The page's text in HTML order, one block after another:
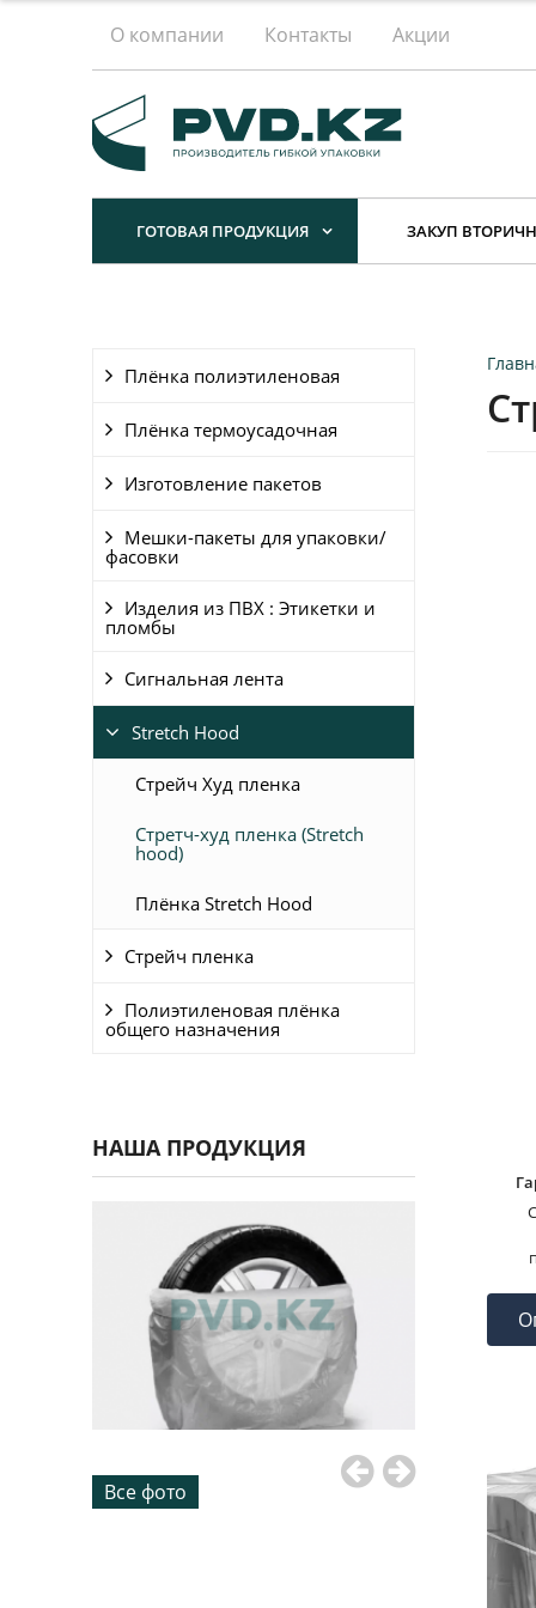
О компании Контакты Акции
ГОТОВАЯ ПРОДУКЦИЯ ЗАКУП
Плёнка полиэтиленовая
Плёнка термоусадочная
Изготовление пакетов
Мешки-пакеты для упаковки/
фасовки
Изделия из ПВХ : Этикетки и
пломбы
Сигнальная лента
Stretch Hood
Стрейч Худ пленка
Стретч-худ пленка (Stretch
hood)
Плёнка Stretch Hood
Стрейч пленка
Полиэтиленовая плёнка
общего назначения
НАША ПРОДУКЦИЯ
Все фото